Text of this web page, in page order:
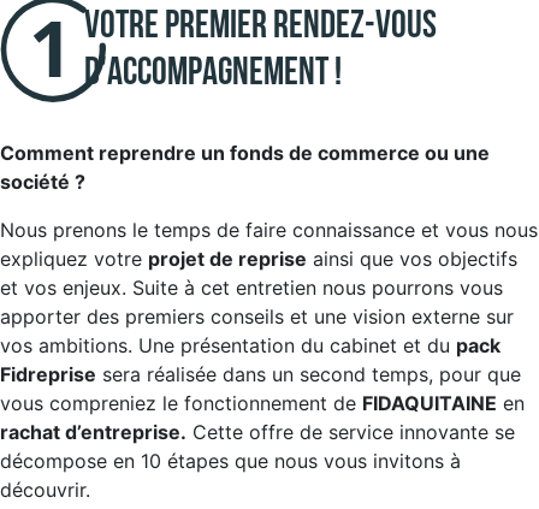
Votre premier rendez-vous
d'accompagnement !
Comment reprendre un fonds de commerce ou une
société ?
Nous prenons le temps de faire connaissance et vous nous
expliquez votre projet de reprise ainsi que vos objectifs
et vos enjeux. Suite à cet entretien nous pourrons vous
apporter des premiers conseils et une vision externe sur
vos ambitions. Une présentation du cabinet et du pack
Fidreprise sera réalisée dans un second temps, pour que
vous compreniez le fonctionnement de FIDAQUITAINE en
rachat d’entreprise. Cette offre de service innovante se
décompose en 10 étapes que nous vous invitons à
découvrir.